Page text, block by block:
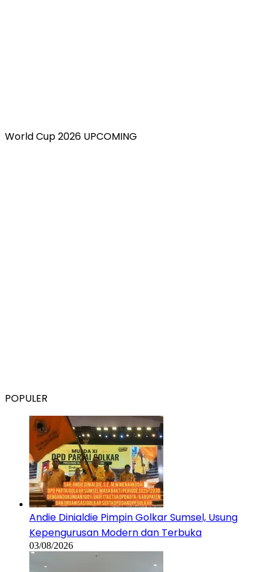
World Cup 2026 UPCOMING
POPULER
Andie Dinialdie Pimpin Golkar Sumsel, Usung
Kepengurusan Modern dan Terbuka
03/08/2026